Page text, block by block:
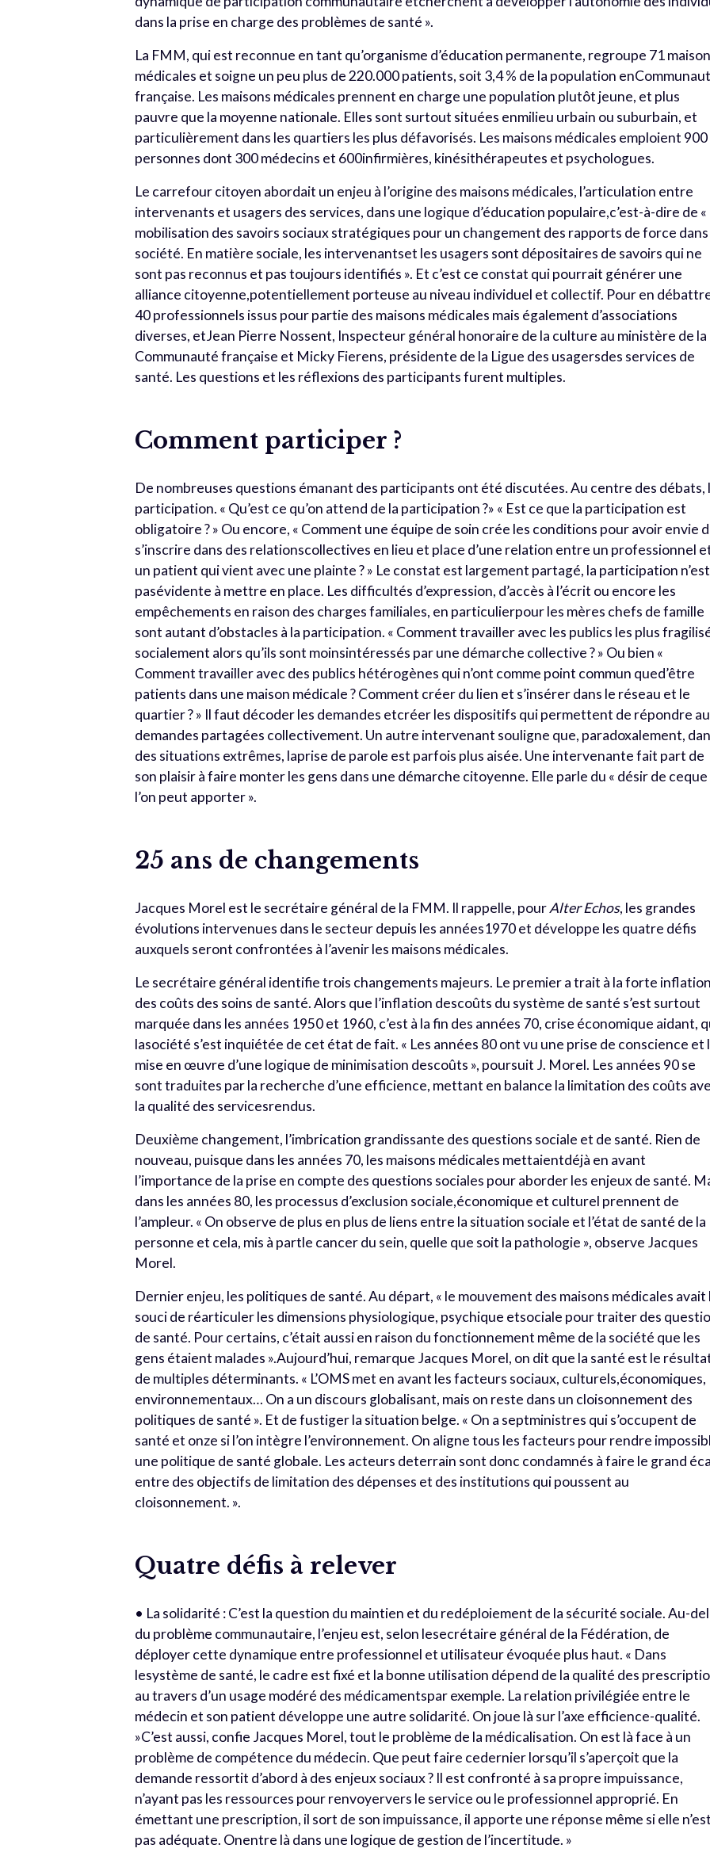
dans la prise en charge des problèmes de santé ».
La FMM, qui est reconnue en tant qu’organisme d’éducation permanente, regroupe 71
médicales et soigne un peu plus de 220.000 patients, soit 3,4 % de la population
française. Les maisons médicales prennent en charge une population plutôt jeune, et plus
pauvre que la moyenne nationale. Elles sont surtout situées enmilieu urbain ou suburbain, et
particulièrement dans les quartiers les plus défavorisés. Les maisons médicales emploient 900
personnes dont 300 médecins et 600infirmières, kinésithérapeutes et psychologues.
Le carrefour citoyen abordait un enjeu à l’origine des maisons médicales, l’articulation entre
intervenants et usagers des services, dans une logique d’éducation populaire,c’est-à-dire de «
mobilisation des savoirs sociaux stratégiques pour un changement des rapports de force dans
société. En matière sociale, les intervenantset les usagers sont dépositaires de savoirs qui ne
sont pas reconnus et pas toujours identifiés ». Et c’est ce constat qui pourrait générer une
alliance citoyenne,potentiellement porteuse au niveau individuel et collectif. Pour en
40 professionnels issus pour partie des maisons médicales mais également d’associations
diverses, etJean Pierre Nossent, Inspecteur général honoraire de la culture au ministère de la
Communauté française et Micky Fierens, présidente de la Ligue des usagersdes services de
santé. Les questions et les réflexions des participants furent multiples.
Comment participer ?
De nombreuses questions émanant des participants ont été discutées. Au centre des débats,
participation. « Qu’est ce qu’on attend de la participation ?» « Est ce que la participation est
obligatoire ? » Ou encore, « Comment une équipe de soin crée les conditions pour avoir envie
s’inscrire dans des relationscollectives en lieu et place d’une relation entre un professionnel
un patient qui vient avec une plainte ? » Le constat est largement partagé, la participation n’est
pasévidente à mettre en place. Les difficultés d’expression, d’accès à l’écrit ou encore les
empêchements en raison des charges familiales, en particulierpour les mères chefs de famille
sont autant d’obstacles à la participation. « Comment travailler avec les publics les plus
socialement alors qu’ils sont moinsintéressés par une démarche collective ? » Ou bien «
Comment travailler avec des publics hétérogènes qui n’ont comme point commun qued’être
patients dans une maison médicale ? Comment créer du lien et s’insérer dans le réseau et le
quartier ? » Il faut décoder les demandes etcréer les dispositifs qui permettent de répondre
demandes partagées collectivement. Un autre intervenant souligne que, paradoxalement,
des situations extrêmes, laprise de parole est parfois plus aisée. Une intervenante fait part de
son plaisir à faire monter les gens dans une démarche citoyenne. Elle parle du « désir de ceque
l’on peut apporter ».
25 ans de changements
Jacques Morel est le secrétaire général de la FMM. Il rappelle, pourAlter Echos, les grandes
évolutions intervenues dans le secteur depuis les années1970 et développe les quatre défis
auxquels seront confrontées à l’avenir les maisons médicales.
Le secrétaire général identifie trois changements majeurs. Le premier a trait à la forte
des coûts des soins de santé. Alors que l’inflation descoûts du système de santé s’est surtout
marquée dans les années 1950 et 1960, c’est à la fin des années 70, crise économique aidant,
lasociété s’est inquiétée de cet état de fait. « Les années 80 ont vu une prise de conscience et
mise en œuvre d’une logique de minimisation descoûts », poursuit J. Morel. Les années 90 se
sont traduites par la recherche d’une efficience, mettant en balance la limitation des coûts
la qualité des servicesrendus.
Deuxième changement, l’imbrication grandissante des questions sociale et de santé. Rien de
nouveau, puisque dans les années 70, les maisons médicales mettaientdéjà en avant
l’importance de la prise en compte des questions sociales pour aborder les enjeux de santé.
dans les années 80, les processus d’exclusion sociale,économique et culturel prennent de
l’ampleur. « On observe de plus en plus de liens entre la situation sociale et l’état de santé de la
personne et cela, mis à partle cancer du sein, quelle que soit la pathologie », observe Jacques
Morel.
Dernier enjeu, les politiques de santé. Au départ, « le mouvement des maisons médicales avait
souci de réarticuler les dimensions physiologique, psychique etsociale pour traiter des
de santé. Pour certains, c’était aussi en raison du fonctionnement même de la société que les
gens étaient malades ».Aujourd’hui, remarque Jacques Morel, on dit que la santé est le
de multiples déterminants. « L’OMS met en avant les facteurs sociaux, culturels,économiques,
environnementaux… On a un discours globalisant, mais on reste dans un cloisonnement des
politiques de santé ». Et de fustiger la situation belge. « On a septministres qui s’occupent de
santé et onze si l’on intègre l’environnement. On aligne tous les facteurs pour rendre
une politique de santé globale. Les acteurs deterrain sont donc condamnés à faire le grand
entre des objectifs de limitation des dépenses et des institutions qui poussent au
cloisonnement. ».
Quatre défis à relever
• La solidarité : C’est la question du maintien et du redéploiement de la sécurité sociale. Au-
du problème communautaire, l’enjeu est, selon lesecrétaire général de la Fédération, de
déployer cette dynamique entre professionnel et utilisateur évoquée plus haut. « Dans
lesystème de santé, le cadre est fixé et la bonne utilisation dépend de la qualité des
au travers d’un usage modéré des médicamentspar exemple. La relation privilégiée entre le
médecin et son patient développe une autre solidarité. On joue là sur l’axe efficience-qualité.
»C’est aussi, confie Jacques Morel, tout le problème de la médicalisation. On est là face à un
problème de compétence du médecin. Que peut faire cedernier lorsqu’il s’aperçoit que la
demande ressortit d’abord à des enjeux sociaux ? Il est confronté à sa propre impuissance,
n’ayant pas les ressources pour renvoyervers le service ou le professionnel approprié. En
émettant une prescription, il sort de son impuissance, il apporte une réponse même si elle
pas adéquate. Onentre là dans une logique de gestion de l’incertitude. »